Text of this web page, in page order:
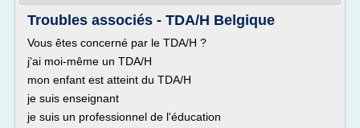
Troubles associés - TDA/H Belgique
Vous êtes concerné par le TDA/H ?
j'ai moi-même un TDA/H
mon enfant est atteint du TDA/H
je suis enseignant
je suis un professionnel de l'éducation